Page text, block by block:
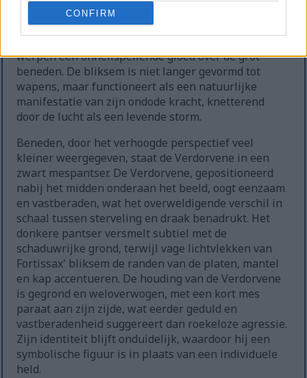
CONFIRM
huid pulseren. Deze bogen van rode energie stralen
vanuit zijn borst, nek en gehoornde kruin naar
werpen een onheilspellende gloed over de grot
beneden. De bliksem is niet langer gevormd tot
wapens, maar functioneert als een natuurlijke
manifestatie van zijn ondode kracht, knetterend
door de lucht als een levende storm.
Beneden, door het verhoogde perspectief veel
kleiner weergegeven, staat de Verdorvene in een
zwart mespantser. De Verdorvene, gepositioneerd
nabij het midden onderaan het beeld, oogt eenzaam
en vastberaden, wat het overweldigende verschil in
schaal tussen sterveling en draak benadrukt. Het
donkere pantser versmelt subtiel met de
schaduwrijke grond, terwijl vage lichtvlekken van
Fortissax' bliksem de randen van de platen, mantel
en kap accentueren. De houding van de Verdorvene
is gegrond en weloverwogen, met een kort mes
paraat aan zijn zijde, wat eerder geduld en
vastberadenheid suggereert dan roekeloze agressie.
Zijn identiteit blijft onduidelijk, waardoor hij een
symbolische figuur is in plaats van een individuele
held.